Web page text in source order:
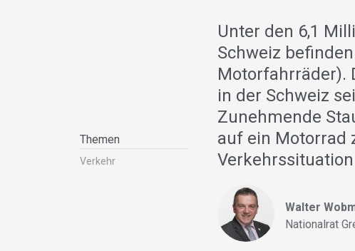
Themen
Verkehr
Unter den 6,1
Schweiz
Motorfahrräder).
in der Schweiz
Zunehmende
auf ein Motorrad
Walter
Nationalrat